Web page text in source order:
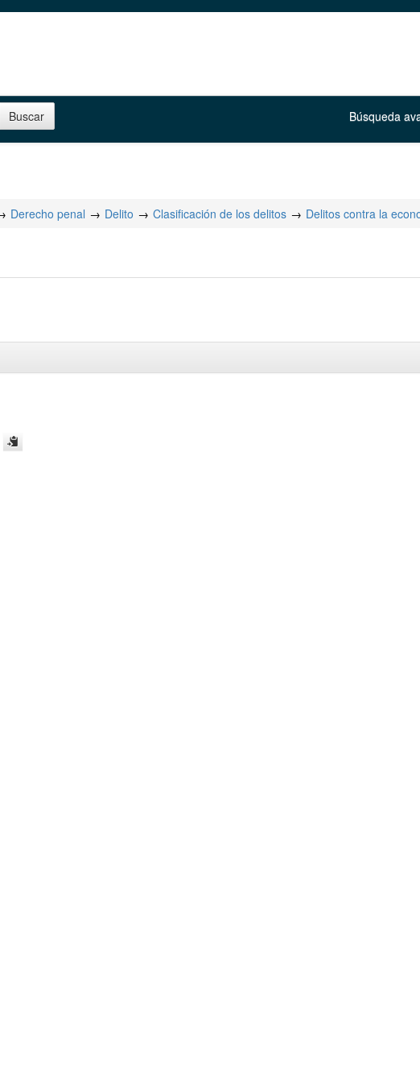
Búsqueda
Derecho penal Delito Clasificación de los delitos Delitos contra la